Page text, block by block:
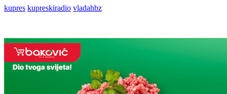
kupres kupreskiradio vladahbz